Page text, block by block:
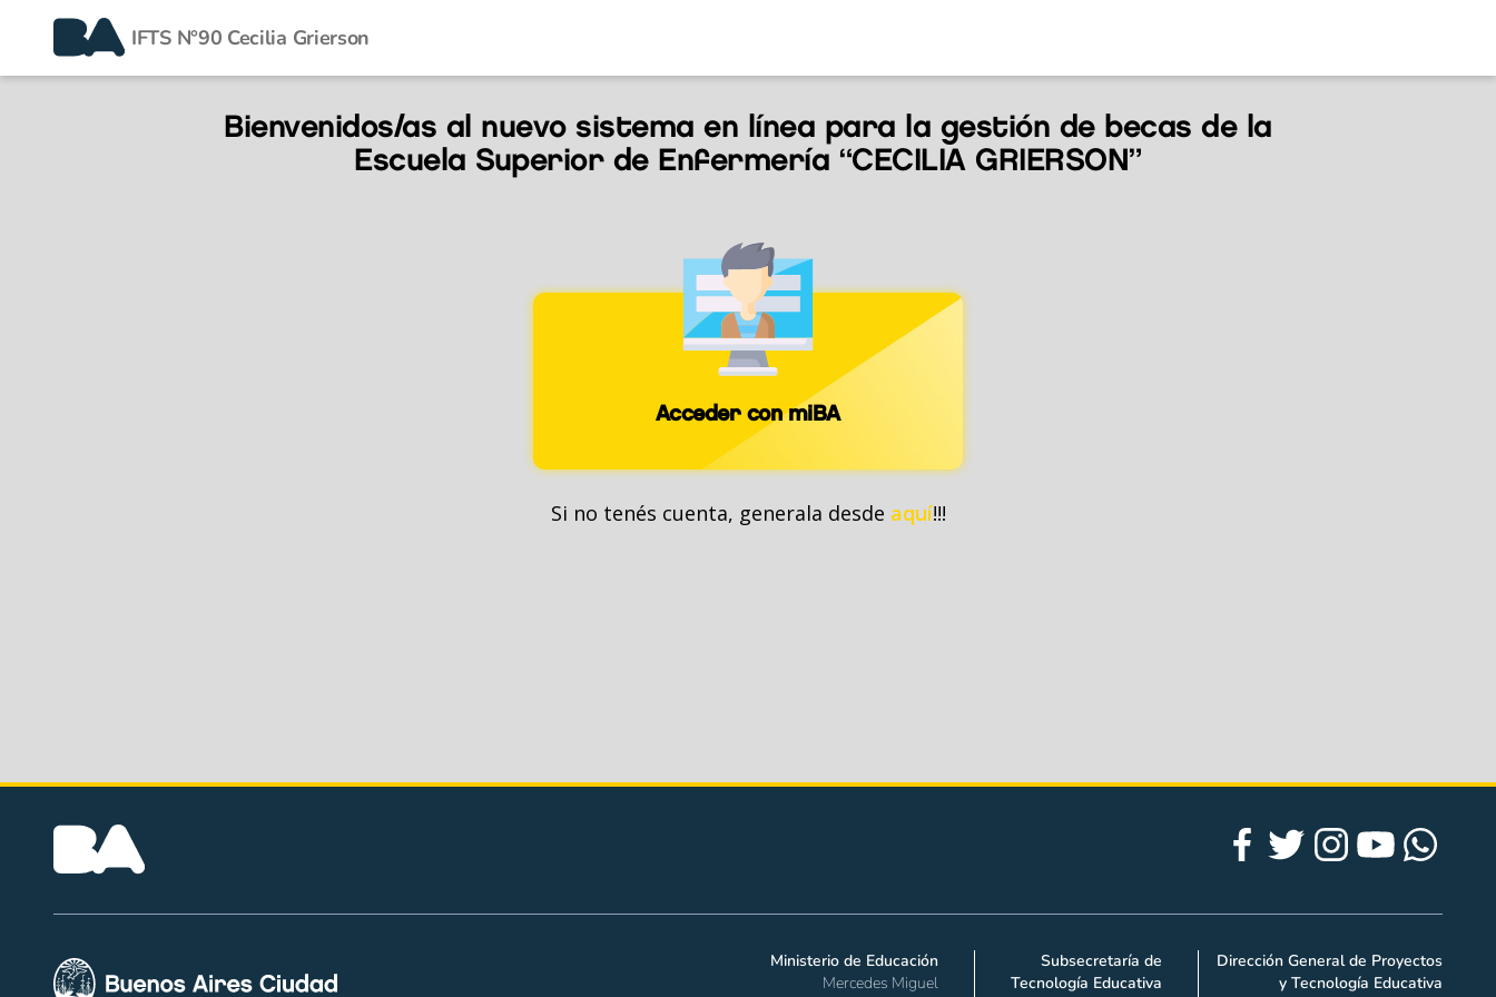
IFTS N°90 Cecilia Grierson
Bienvenidos/as al nuevo sistema en línea para la gestión de becas de la
Escuela Superior de Enfermería “CECILIA GRIERSON”
Acceder con miBA
Si no tenés cuenta, generala desde aquí!!!
Ministerio de Educación
Mercedes Miguel
Subsecretaría de
Tecnología Educativa
Dirección General de Proyectos
y Tecnología Educativa